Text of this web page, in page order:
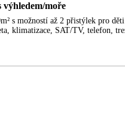
moře
s možností až 2 přistýlek pro děti
klimatizace, SAT/TV, telefon,